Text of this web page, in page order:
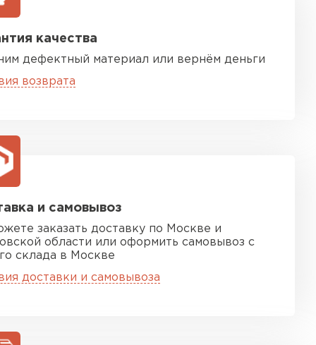
качества
дефектный материал или вернём деньги
возврата
и самовывоз
заказать доставку по Москве и
области или оформить самовывоз с
склада в Москве
доставки и самовывоза
черепица